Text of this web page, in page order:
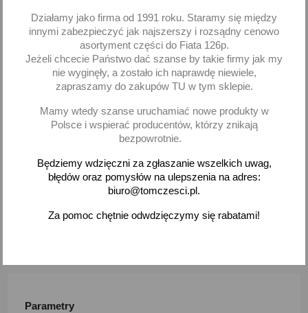
DPD - Pobranie - 20,00 zł
Dostawa za 2 dni
Odbiór osobisty - 0,00 zł
Dostawa za 1 dni
Towar wprowadzony do obrotu przed 13 grudnia 2024
Czas na zwrot to 30 dni. Zwrot na koszt klienta.
Parametry
Działamy jako firma od 1991 roku. Staramy się między
innymi zabezpieczyć jak najszerszy i rozsądny cenowo
asortyment części do Fiata 126p.
Jeżeli chcecie Państwo dać szanse by takie firmy jak my
nie wyginęły, a zostało ich naprawdę niewiele,
zapraszamy do zakupów TU w tym sklepie.
Mamy wtedy szanse uruchamiać nowe produkty w
Polsce i wspierać producentów, którzy znikają
bezpowrotnie.
Będziemy wdzięczni za zgłaszanie wszelkich uwag,
błędów oraz pomysłów na ulepszenia na adres:
biuro@tomczesci.pl.
Za pomoc chętnie odwdzięczymy się rabatami!